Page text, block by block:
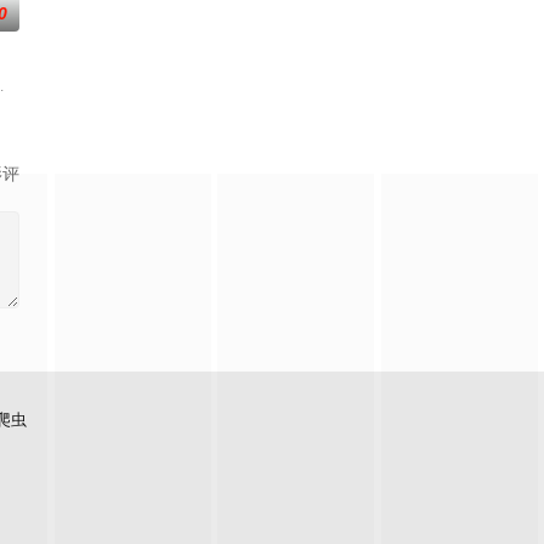
奇拉维·让维瓦,阿玛霖·妮缇布恩,恰约隆·西岚亚堤迪,维拉育特·查苏克
泓·隆牧塞侗,温查帕·苏梅提固,苏卡达·顾珑希
评
虫